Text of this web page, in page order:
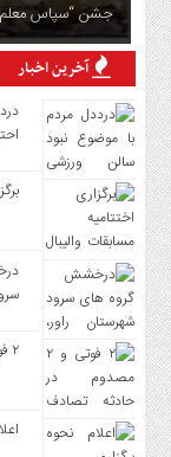
جشن “سپاس معلم”
آخرین اخبار
۲ فوتی و ۲ مصدوم در حادثه تصادف جاده‌ی گوهجر_راور